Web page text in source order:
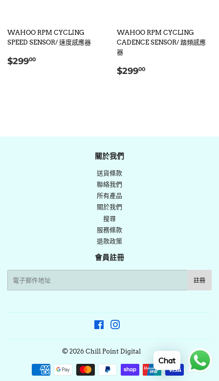
WAHOO RPM CYCLING
SPEED SENSOR/ 速度感應器
定
$29900
WAHOO RPM CYCLING
CADENCE SENSOR/ 踏頻感應
器
定
$29900
關於我們
送貨條款
聯絡我們
所有產品
關於我們
搜尋
服務條款
退款政策
會員註冊
註冊
Facebook
© 2026 Chill Point Digital
付
Chat